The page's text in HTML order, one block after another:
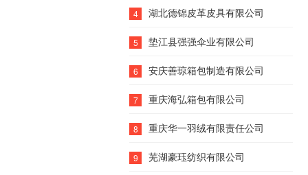
4 湖北德锦皮革皮具有限公司
5 垫江县强强伞业有限公司
6 安庆善琼箱包制造有限公司
7 重庆海弘箱包有限公司
8 重庆华一羽绒有限责任公司
9 芜湖豪珏纺织有限公司